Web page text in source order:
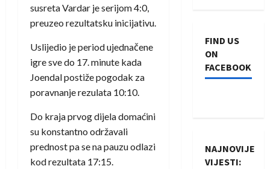
susreta Vardar je serijom 4:0,
preuzeo rezultatsku inicijativu.
Uslijedio je period ujednačene
igre sve do 17. minute kada
Joendal postiže pogodak za
poravnanje rezulata 10:10.
Do kraja prvog dijela domaćini
su konstantno održavali
prednost pa se na pauzu odlazi
kod rezultata 17:15.
FIND US
ON
FACEBOOK
NAJNOVIJE
VIJESTI: